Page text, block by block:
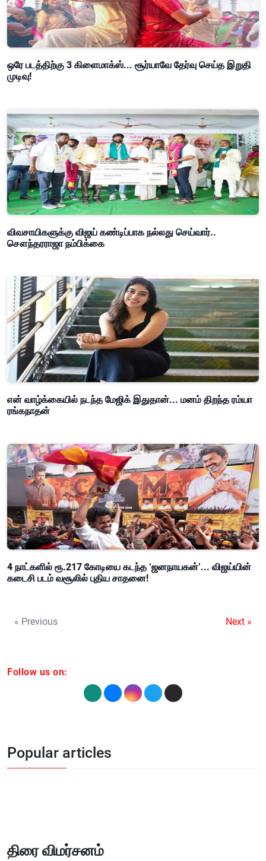
ஒரே படத்திற்கு 3 கிளைமாக்ஸ்... சூர்யாவே தேர்வு செய்த இறுதி
முடிவு!
விவசாயிகளுக்கு விஜய் கண்டிப்பாக நல்லது செய்வார்..
சௌந்தரராஜா நம்பிக்கை
என் வாழ்க்கையில் நடந்த மேஜிக் இதுதான்... மனம் திறந்த ரம்யா
ரங்கநாதன்
4 நாட்களில் ரூ.217 கோடியை கடந்த ‘ஜனநாயகன்’... விஜய்யின்
கடைசி படம் வசூலில் புதிய சாதனை!
« Previous Next »
Follow us on:
Popular articles
திரை விமர்சனம்